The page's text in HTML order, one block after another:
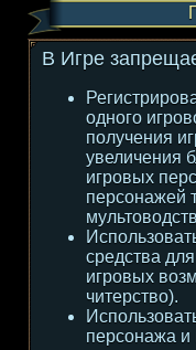
В Игре
одного
получения
увеличения
игровых
персонажей
средства
игровых
читерство).
персонажа и